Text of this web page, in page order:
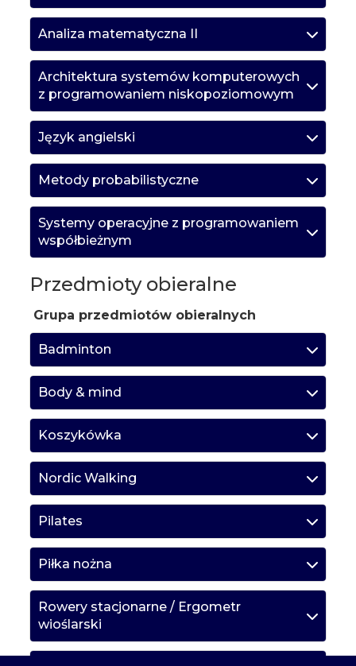
Analiza matematyczna II
Architektura systemów komputerowych
z programowaniem niskopoziomowym
Język angielski
Metody probabilistyczne
Systemy operacyjne z programowaniem
współbieżnym
Przedmioty obieralne
Grupa przedmiotów obieralnych
Badminton
Body & mind
Koszykówka
Nordic Walking
Pilates
Piłka nożna
Rowery stacjonarne / Ergometr
wioślarski